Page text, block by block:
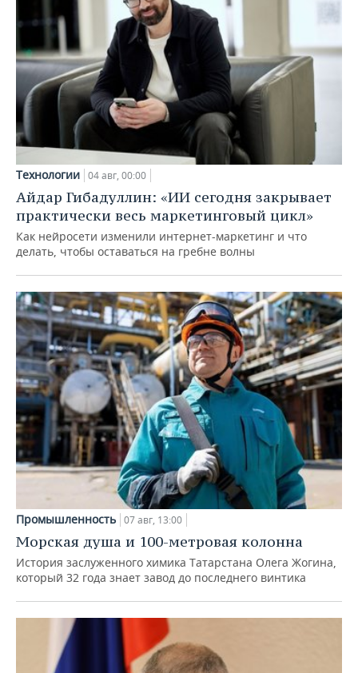
Технологии 04 авг, 00:00
Айдар Гибадуллин: «ИИ сегодня закрывает
практически весь маркетинговый цикл»
Как нейросети изменили интернет-маркетинг и что
делать, чтобы оставаться на гребне волны
Промышленность 07 авг, 13:00
Морская душа и 100-метровая колонна
История заслуженного химика Татарстана Олега Жогина,
который 32 года знает завод до последнего винтика